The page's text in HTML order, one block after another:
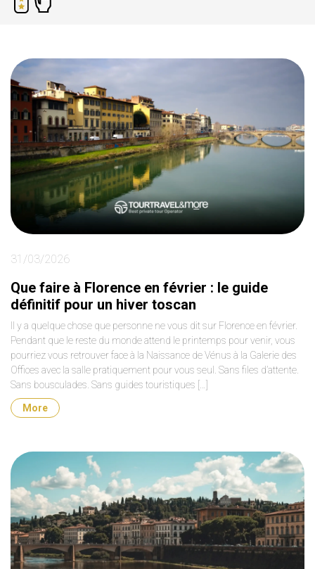
31/03/2026
Que faire à Florence en février : le guide
définitif pour un hiver toscan
Il y a quelque chose que personne ne vous dit sur Florence en février.
Pendant que le reste du monde attend le printemps pour venir, vous
pourriez vous retrouver face à la Naissance de Vénus à la Galerie des
Offices avec la salle pratiquement pour vous seul. Sans files d’attente.
Sans bousculades. Sans guides touristiques […]
More